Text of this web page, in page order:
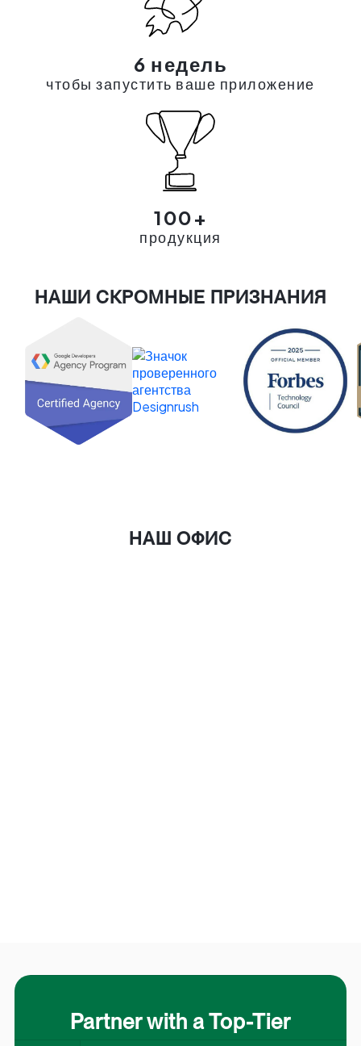
6 недель
чтобы запустить ваше приложение
100+
продукция
НАШИ СКРОМНЫЕ ПРИЗНАНИЯ
НАШ ОФИС
Partner with a Top-Tier